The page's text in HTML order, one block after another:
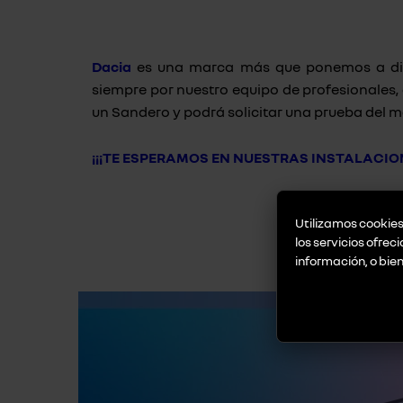
Dacia es una marca más que ponemos a
siempre por nuestro equipo de
un Sandero y podrá solicitar una prueba del
¡¡¡TE ESPERAMOS EN NUESTRAS
Utilizamos
los servicios
información, o